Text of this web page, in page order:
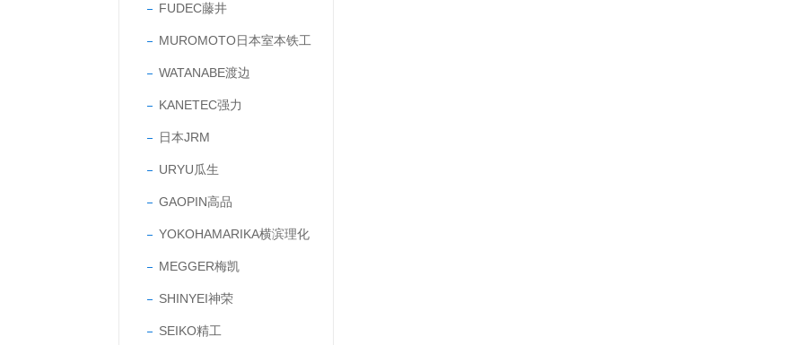
FUDEC藤井
MUROMOTO日本室本铁工
WATANABE渡边
KANETEC强力
日本JRM
URYU瓜生
GAOPIN高品
YOKOHAMARIKA横滨理化
MEGGER梅凯
SHINYEI神荣
SEIKO精工